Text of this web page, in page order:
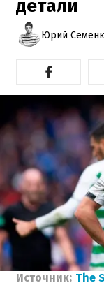
детали
Юрий
Источник: The